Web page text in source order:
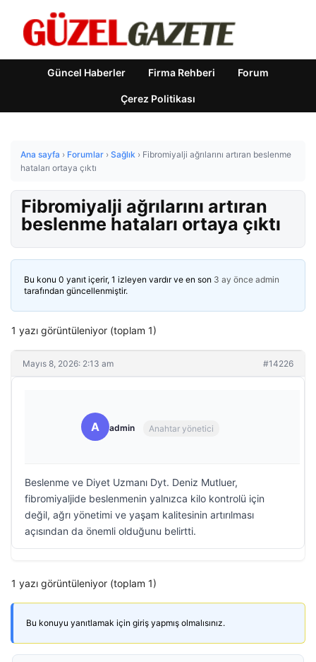
Güncel Haberler Firma Rehberi Forum
Çerez Politikası
Ana sayfa › Forumlar › Sağlık › Fibromiyalji ağrılarını artıran beslenme
hataları ortaya çıktı
Fibromiyalji ağrılarını artıran
beslenme hataları ortaya çıktı
Bu konu 0 yanıt içerir, 1 izleyen vardır ve en son 3 ay önce admin
tarafından güncellenmiştir.
1 yazı görüntüleniyor (toplam 1)
Mayıs 8, 2026: 2:13 am #14226
A admin Anahtar yönetici
Beslenme ve Diyet Uzmanı Dyt. Deniz Mutluer,
fibromiyaljide beslenmenin yalnızca kilo kontrolü için
değil, ağrı yönetimi ve yaşam kalitesinin artırılması
açısından da önemli olduğunu belirtti.
1 yazı görüntüleniyor (toplam 1)
Bu konuyu yanıtlamak için giriş yapmış olmalısınız.